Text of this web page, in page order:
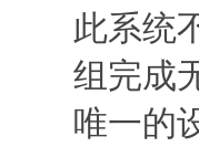
此系统
组完成
唯一的